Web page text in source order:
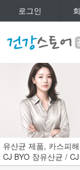
로그인
유산균 제품, 카스피
CJ BYO 장유산균 /